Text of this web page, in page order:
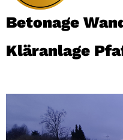
Betonage
Kläranlage